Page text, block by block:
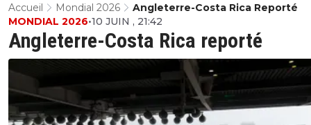
Accueil Mondial 2026 Angleterre-Costa Rica Reporté
Angleterre-Costa Rica reporté
MONDIAL 2026•10 JUIN , 21:42